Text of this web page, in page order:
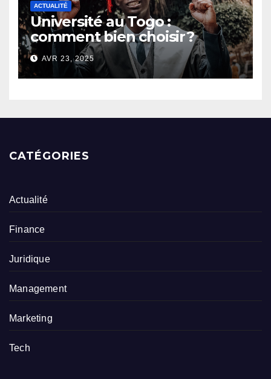
ACTUALITÉ
Université au Togo :
comment bien choisir ?
AVR 23, 2025
CATÉGORIES
Actualité
Finance
Juridique
Management
Marketing
Tech